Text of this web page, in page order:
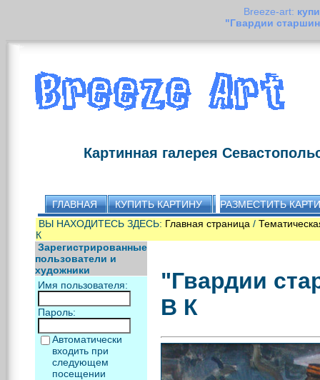
Breeze-art:
"Гвардии
Картинная галерея
ГЛАВНАЯ КУПИТЬ КАРТИНУ
РАЗМЕСТИТЬ
ВЫ НАХОДИТЕСЬ ЗДЕСЬ: Главная страница /
К
Зарегистрированные
пользователи и
художники
Имя пользователя:
Пароль:
Автоматически
входить при
следующем
посещении
"Гвардии
В К